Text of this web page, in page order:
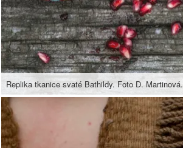
Replika tkanice svaté Bathildy. Foto D. Martinová.